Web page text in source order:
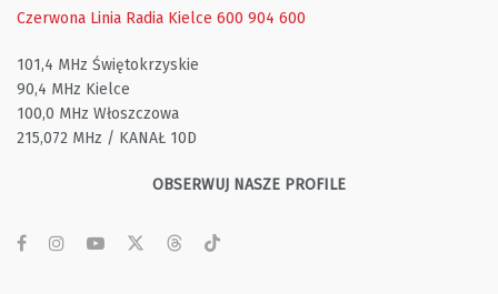
Czerwona Linia Radia Kielce 600 904 600
101,4 MHz Świętokrzyskie
90,4 MHz Kielce
100,0 MHz Włoszczowa
215,072 MHz / KANAŁ 10D
OBSERWUJ NASZE PROFILE